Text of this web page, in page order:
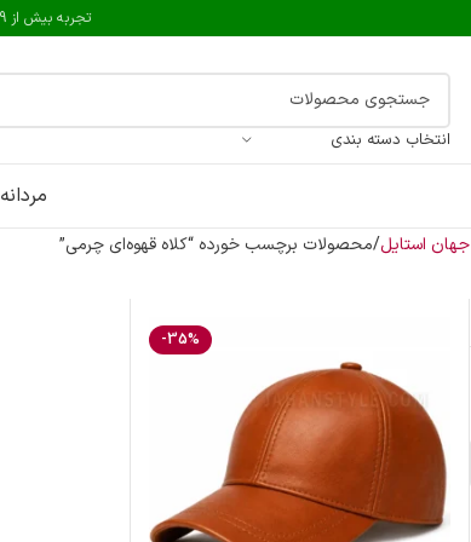
تجربه بیش از 9 سال فروش اینترنتی مطمئن در کنار شما
انتخاب دسته بندی
مردانه
جهان استایل محصولات برچسب خورده “کلاه قهوه‌ای چرمی”
-35%